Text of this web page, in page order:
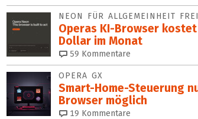
NEON FÜR ALLGEMEINHEIT
Operas KI-Browser kostet
Dollar im Monat
59 Kommentare
OPERA GX
Smart-Home-Steuerung
Browser möglich
19 Kommentare